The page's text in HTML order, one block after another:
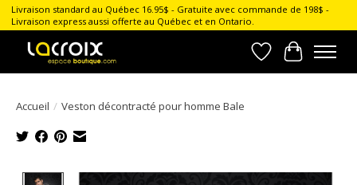
Livraison standard au Québec 16.95$ - Gratuite avec commande de 198$ -
Livraison express aussi offerte au Québec et en Ontario.
Liste dePanier
Accueil / Veston décontracté pour homme Bale